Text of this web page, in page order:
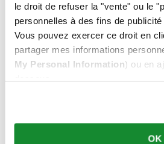
le droit de refuser la "vente" ou le
personnelles à des fins de
Vous pouvez exercer ce droit en
partager mes informations
My Personal Information) ou en
OK
AL-GHAZALI
Olaya
Riyadh
Arabie Saoudite
Go to the 'AL-
AL-GHAZALI